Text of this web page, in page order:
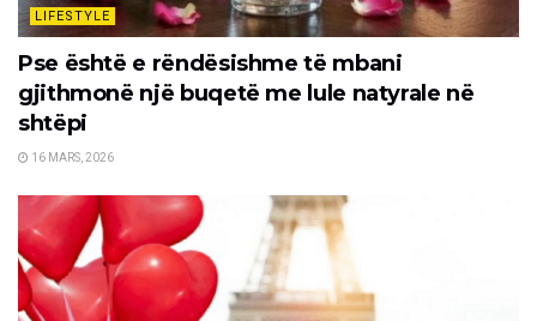
LIFESTYLE
Pse është e rëndësishme të mbani
gjithmonë një buqetë me lule natyrale në
shtëpi
16 MARS, 2026